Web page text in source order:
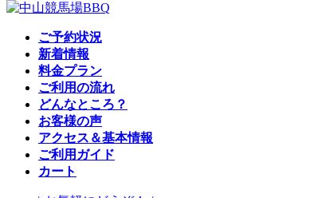
ご予約状況
新着情報
料金プラン
ご利用の流れ
どんなところ？
お客様の声
アクセス＆基本情報
ご利用ガイド
カート